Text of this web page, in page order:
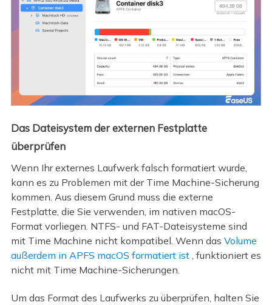
Das Dateisystem der externen Festplatte
überprüfen
Wenn Ihr externes Laufwerk falsch formatiert wurde,
kann es zu Problemen mit der Time Machine-Sicherung
kommen. Aus diesem Grund muss die externe
Festplatte, die Sie verwenden, im nativen macOS-
Format vorliegen. NTFS- und FAT-Dateisysteme sind
mit Time Machine nicht kompatibel. Wenn das Volume
außerdem in APFS macOS formatiert ist, funktioniert es
nicht mit Time Machine-Sicherungen.
Um das Format des Laufwerks zu überprüfen, halten Sie